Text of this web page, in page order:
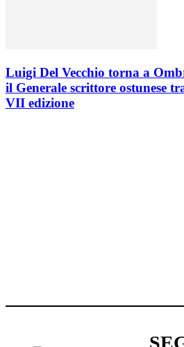
Luigi Del Vecchio torna a
il Generale scrittore ostunese
VII edizione